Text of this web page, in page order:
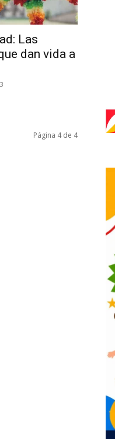
Las
dan vida a
Página 4 de 4